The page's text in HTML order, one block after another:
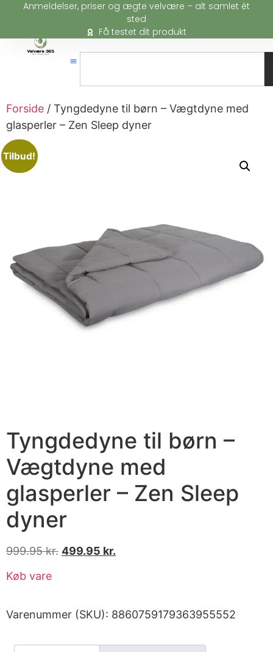
Anmeldelser, priser og ægte velvære – alt samlet ét
sted
Få testet dit produkt
Forside / Tyngdedyne til børn – Vægtdyne med
glasperler – Zen Sleep dyner
Tilbud!
Tyngdedyne til børn –
Vægtdyne med
glasperler – Zen Sleep
dyner
999.95kr. 499.95 kr.
Køb vare
Varenummer (SKU): 8860759179363955552